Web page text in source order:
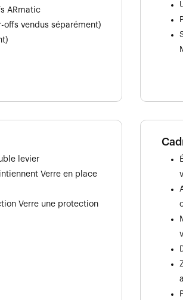
ARmatic
vendus séparément)
levier
Verre en place
Verre une protection